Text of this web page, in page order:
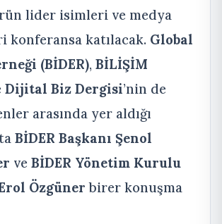
lider isimleri ve medya
konferansa katılacak. Global
(BİDER), BİLİŞİM
Dijital Biz Dergisi’nin de
arasında yer aldığı
BİDER Başkanı Şenol
ve BİDER Yönetim Kurulu
Özgüner birer konuşma